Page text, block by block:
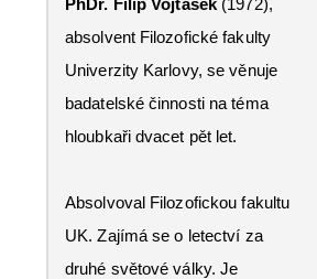
absolvent Filozofické fakulty
Univerzity Karlovy, se věnuje
badatelské činnosti na téma
hloubkaři dvacet pět let.
Absolvoval Filozofickou fakultu
UK. Zajímá se o letectví za
druhé světové války. Je